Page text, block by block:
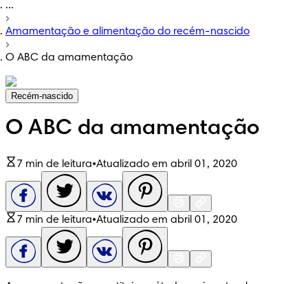
...
Amamentação e alimentação do recém-nascido
O ABC da amamentação
Recém-nascido
O ABC da amamentação
7 min de leitura•Atualizado em abril 01, 2020
7 min de leitura•Atualizado em abril 01, 2020